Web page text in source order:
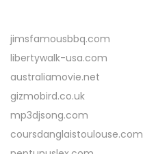
u
n
t
u
k
P
jimsfamousbbq.com
libertywalk-usa.com
australiamovie.net
gizmobird.co.uk
mp3djsong.com
coursdanglaistoulouse.com